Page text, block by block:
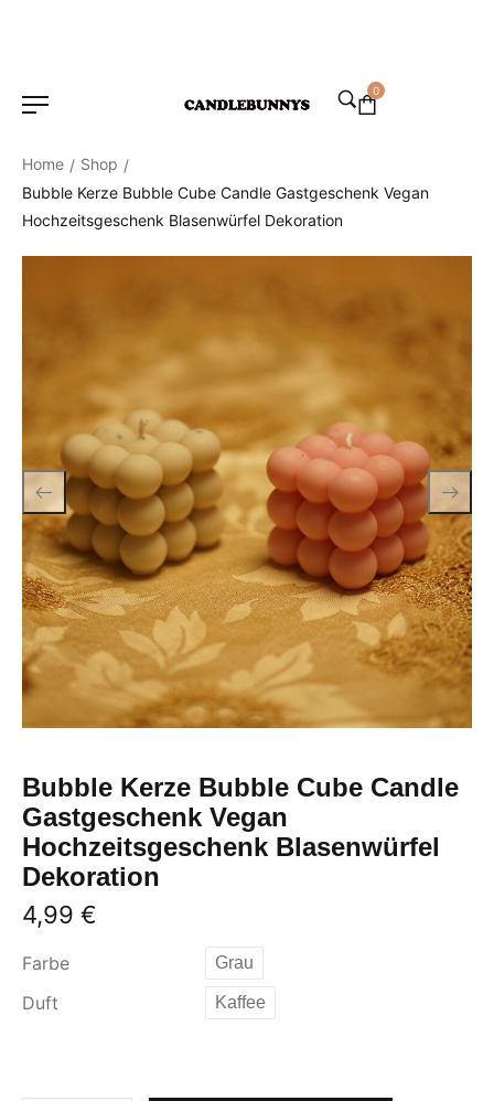
0
Home / Shop /
Bubble Kerze Bubble Cube Candle Gastgeschenk Vegan
Hochzeitsgeschenk Blasenwürfel Dekoration
Bubble Kerze Bubble Cube Candle
Gastgeschenk Vegan
Hochzeitsgeschenk Blasenwürfel
Dekoration
4,99 €
Farbe Grau
Duft Kaffee